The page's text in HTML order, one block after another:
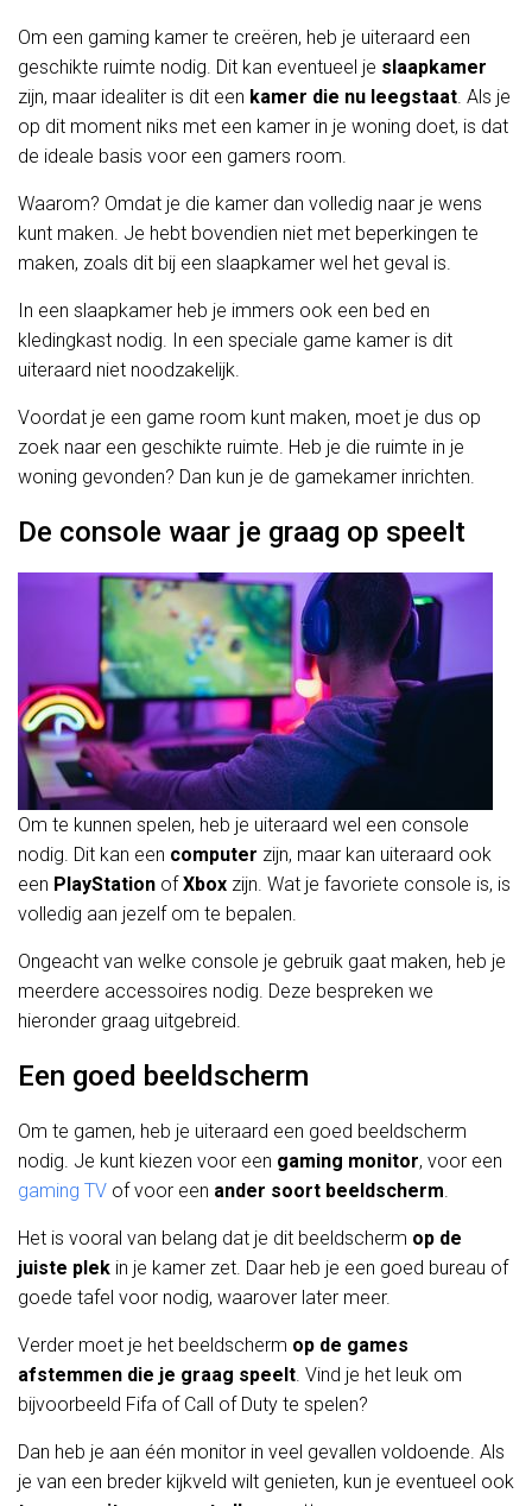
Om een gaming kamer te creëren, heb je uiteraard een
geschikte ruimte nodig. Dit kan eventueel je slaapkamer
zijn, maar idealiter is dit een kamer die nu leegstaat. Als je
op dit moment niks met een kamer in je woning doet, is dat
de ideale basis voor een gamers room.
Waarom? Omdat je die kamer dan volledig naar je wens
kunt maken. Je hebt bovendien niet met beperkingen te
maken, zoals dit bij een slaapkamer wel het geval is.
In een slaapkamer heb je immers ook een bed en
kledingkast nodig. In een speciale game kamer is dit
uiteraard niet noodzakelijk.
Voordat je een game room kunt maken, moet je dus op
zoek naar een geschikte ruimte. Heb je die ruimte in je
woning gevonden? Dan kun je de gamekamer inrichten.
De console waar je graag op speelt
Om te kunnen spelen, heb je uiteraard wel een console
nodig. Dit kan een computer zijn, maar kan uiteraard ook
een PlayStation ofXbox zijn. Wat je favoriete console is, is
volledig aan jezelf om te bepalen.
Ongeacht van welke console je gebruik gaat maken, heb je
meerdere accessoires nodig. Deze bespreken we
hieronder graag uitgebreid.
Een goed beeldscherm
Om te gamen, heb je uiteraard een goed beeldscherm
nodig. Je kunt kiezen voor een gaming monitor, voor een
gaming TV of voor een ander soort beeldscherm.
Het is vooral van belang dat je dit beeldscherm op de
juiste plek in je kamer zet. Daar heb je een goed bureau of
goede tafel voor nodig, waarover later meer.
Verder moet je het beeldscherm op de games
afstemmen die je graag speelt. Vind je het leuk om
bijvoorbeeld Fifa of Call of Duty te spelen?
Dan heb je aan één monitor in veel gevallen voldoende. Als
je van een breder kijkveld wilt genieten, kun je eventueel ook